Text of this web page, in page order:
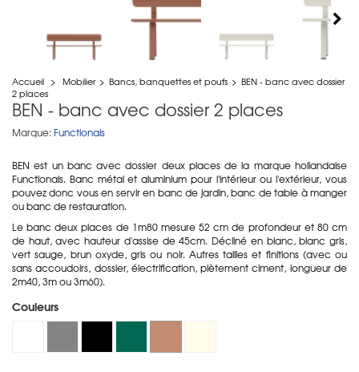
Accueil > Mobilier > Bancs, banquettes et poufs > BEN - banc avec dossier
2 places
BEN - banc avec dossier 2 places
Marque: Functionals
BEN est un banc avec dossier deux places de la marque hollandaise
Functionals. Banc métal et aluminium pour l'intérieur ou l'extérieur, vous
pouvez donc vous en servir en banc de jardin, banc de table à manger
ou banc de restauration.
Le banc deux places de 1m80 mesure 52 cm de profondeur et 80 cm
de haut, avec hauteur d'assise de 45cm. Décliné en blanc, blanc gris,
vert sauge, brun oxyde, gris ou noir. Autres tailles et finitions (avec ou
sans accoudoirs, dossier, électrification, piètement ciment, longueur de
2m40, 3m ou 3m60).
Couleurs